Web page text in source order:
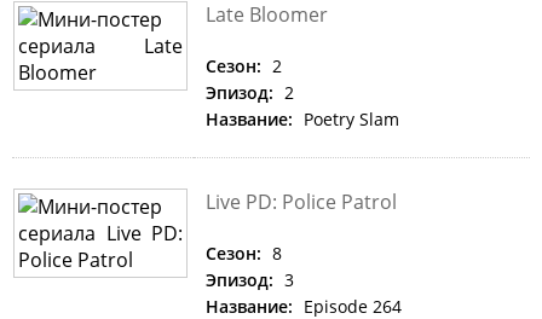
Late Bloomer
Сезон: 2
Эпизод: 2
Название: Poetry Slam
Live PD: Police Patrol
Сезон: 8
Эпизод: 3
Название: Episode 264